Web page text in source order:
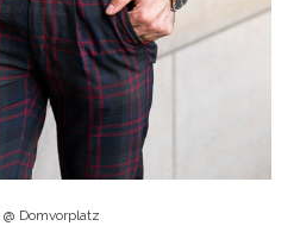
@ Domvorplatz